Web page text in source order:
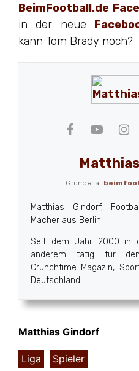
BeimFootball.de
in der neue
kann Tom Brady noch?
Gründer at
Matthias Gindorf,
Macher aus Berlin.
Seit dem Jahr 2000 in
anderem tätig für
Crunchtime Magazin,
Deutschland.
Matthias Gindorf
Liga Spieler